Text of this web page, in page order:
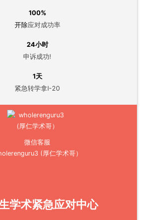
100%
开除应对成功率
24小时
申诉成功!
1天
紧急转学拿I-20
微信客服
(厚仁学术哥）
学术紧急应对中心